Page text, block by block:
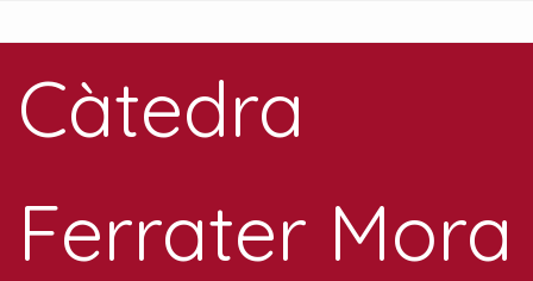
Càtedra
Ferrater Mora